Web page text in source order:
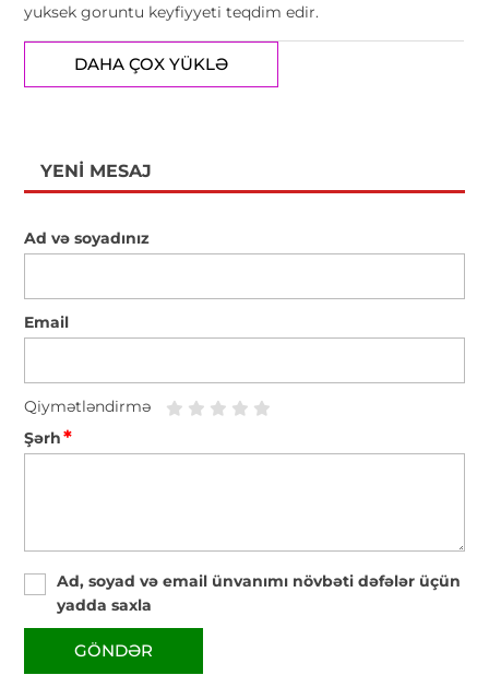
yuksek goruntu keyfiyyeti teqdim edir.
DAHA ÇOX YÜKLƏ
YENI MESAJ
Ad və soyadınız
Email
Qiymətləndirmə
Şərh*
Ad, soyad və email ünvanımı növbəti dəfələr üçün
yadda saxla
GÖNDƏR